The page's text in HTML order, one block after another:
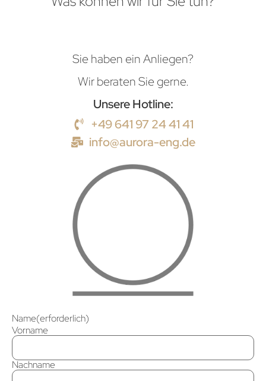
Sie haben ein Anliegen?
Wir beraten Sie gerne.
Unsere Hotline:
+49 641 97 24 41 41
info@aurora-eng.de
Name(erforderlich)
Vorname
Nachname